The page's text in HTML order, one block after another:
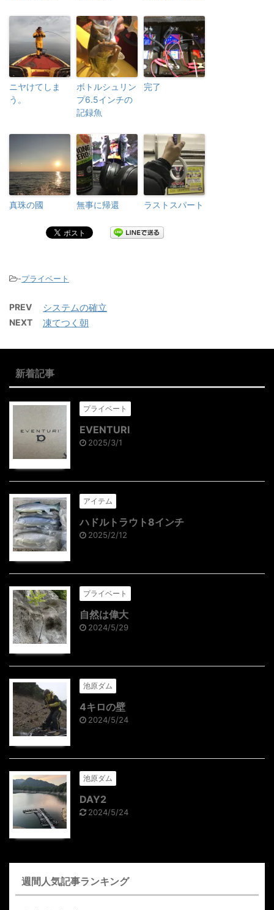
ニヤけてしま
う。
ボトルシュリン
プ6.5インチの
記録魚
完了
真珠の國 無事に帰還 ラストスパート
-プライベート
PREV システムの確立
NEXT 凍てつく朝
新着記事
プライベート
EVENTURI
2025/3/1
アイテム
ハドルトラウト8インチ
2025/2/12
プライベート
自然は偉大
2024/5/29
池原ダム
4キロの壁
2024/5/24
池原ダム
DAY2
2024/5/24
週間人気記事ランキング